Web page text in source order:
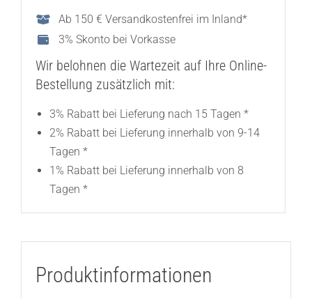
Ab 150 € Versandkostenfrei im Inland*
3% Skonto bei Vorkasse
Wir belohnen die Wartezeit auf Ihre Online-
Bestellung zusätzlich mit:
3% Rabatt bei Lieferung nach 15 Tagen *
2% Rabatt bei Lieferung innerhalb von 9-14
Tagen *
1% Rabatt bei Lieferung innerhalb von 8
Tagen *
Produktinformationen